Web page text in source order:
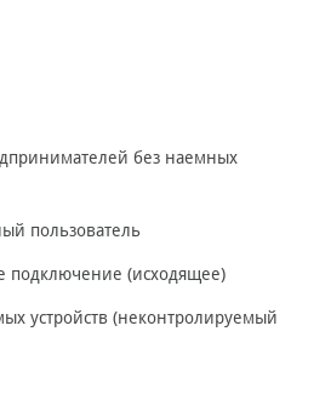
без наемных
пользователь
подключение (исходящее)
устройств (неконтролируемый